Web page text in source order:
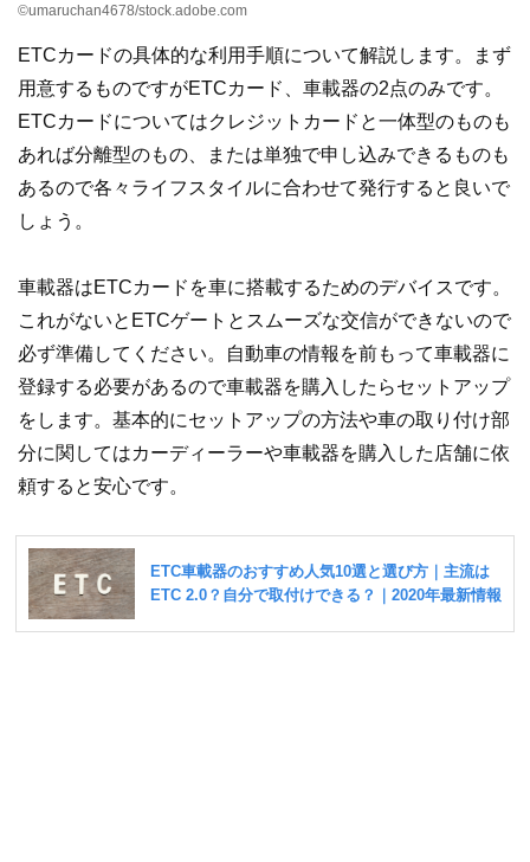
©umaruchan4678/stock.adobe.com
ETCカードの具体的な利用手順について解説します。まず
用意するものですがETCカード、車載器の2点のみです。
ETCカードについてはクレジットカードと一体型のものも
あれば分離型のもの、または単独で申し込みできるものも
あるので各々ライフスタイルに合わせて発行すると良いで
しょう。
車載器はETCカードを車に搭載するためのデバイスです。
これがないとETCゲートとスムーズな交信ができないので
必ず準備してください。自動車の情報を前もって車載器に
登録する必要があるので車載器を購入したらセットアップ
をします。基本的にセットアップの方法や車の取り付け部
分に関してはカーディーラーや車載器を購入した店舗に依
頼すると安心です。